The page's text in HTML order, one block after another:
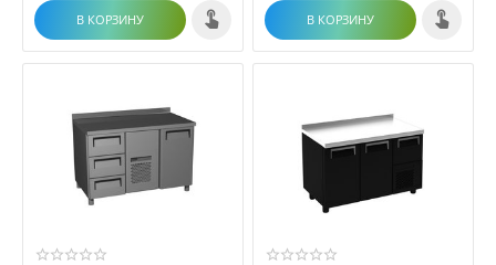
В КОРЗИНУ В КОРЗИНУ